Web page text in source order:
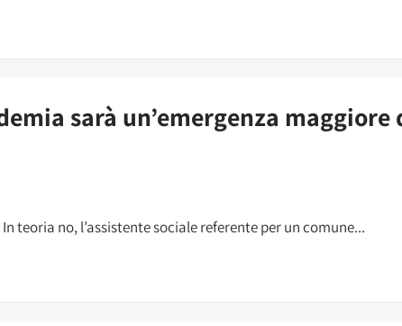
sarà un’emergenza
teoria no, l’assistente sociale referente per un comune...